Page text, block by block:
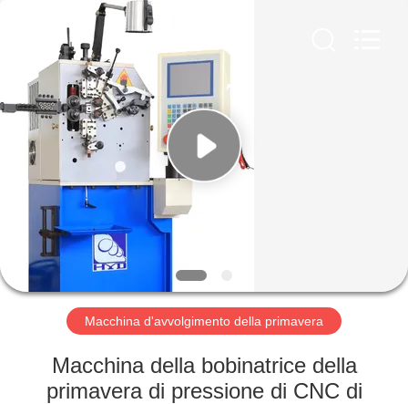
CASA
PRODOTTI
CIRCA
NOI
GIRO
DELLA
FABBRICA
Reserved.
Macchina d'avvolgimento della primavera
Macchina della bobinatrice della
primavera di pressione di CNC di